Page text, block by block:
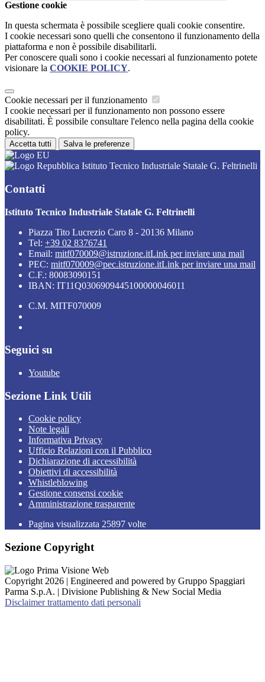
Gestione cookie
In questa schermata è possibile scegliere quali cookie consentire.
I cookie necessari sono quelli che consentono il funzionamento della
piattaforma e non è possibile disabilitarli.
Per conoscere quali sono i cookie necessari al funzionamento potete
visionare la COOKIE POLICY.
Cookie necessari per il funzionamento
I cookie necessari per il funzionamento non possono essere
disabilitati. È possibile consultare l'elenco nella pagina della cookie
policy.
Accetta tutti Salva le preferenze
Istituto Tecnico Industriale Statale G. Feltrinelli
Contatti
Istituto Tecnico Industriale Statale G. Feltrinelli
Piazza Tito Lucrezio Caro 8 - 20136 Milano
Tel: +39 02 8376741
Email: mitf070009@istruzione.itLink per inviare una mail
PEC: mitf070009@pec.istruzione.itLink per inviare una mail
C.F.: 80083090151
IBAN: IT11Q0306909445100000046011
C.M. MITF070009
Seguici su
Youtube
Sezione Link Utili
Cookie policy
Note legali
Informativa Privacy
Ufficio Relazioni con il Pubblico
Dichiarazione di accessibilità
Obiettivi di accessibilità
Whistleblowing
Gestione consensi cookie
Amministrazione trasparente
Pagina visualizzata 25897 volte
Sezione Copyright
Copyright 2026 | Engineered and powered by Gruppo Spaggiari
Parma S.p.A. | Divisione Publishing & New Social Media
Disclaimer trattamento dati personali